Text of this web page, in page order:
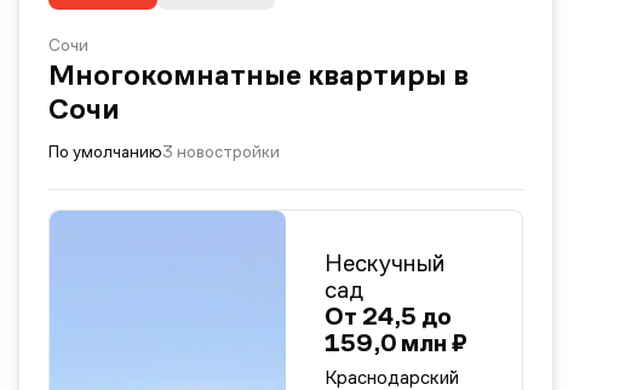
Сочи
Многокомнатные квартиры в
Сочи
По умолчанию3 новостройки
Нескучный
сад
От 24,5 до
159,0 млн ₽
Краснодарский